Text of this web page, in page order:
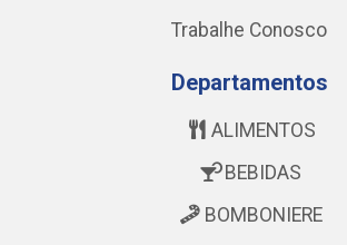
Trabalhe Conosco
Departamentos
ALIMENTOS
BEBIDAS
BOMBONIERE